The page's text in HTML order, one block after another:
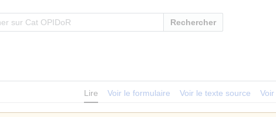
Rechercher
Lire Voir le formulaire Voir le texte source Voir